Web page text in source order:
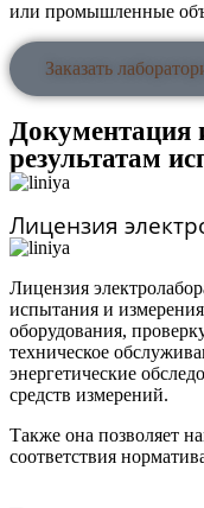
или промышленные
Заказать
Документация
результатам
Лицензия
Лицензия
испытания и
оборудования,
техническое
энергетические
средств измерений.
Также она позволяет
соответствия